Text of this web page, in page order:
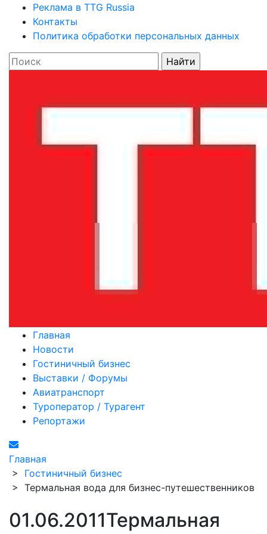
Реклама в TTG Russia
Контакты
Политика обработки персональных данных
Главная
Новости
Гостиничный бизнес
Выставки / Форумы
Авиатранспорт
Туроператор / Турагент
Репортажи
Главная
> Гостиничный бизнес
> Термальная вода для бизнес-путешественников
01.06.2011Термальная